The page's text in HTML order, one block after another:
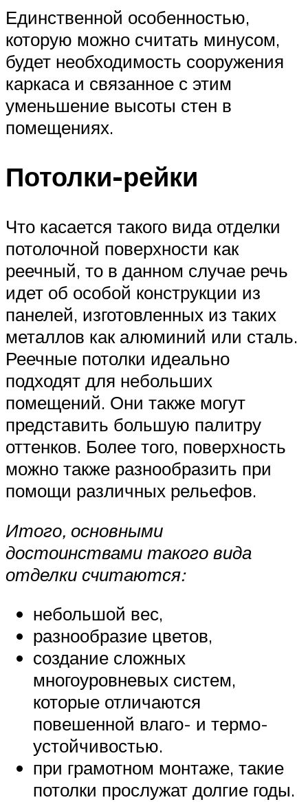
Единственной особенностью,
которую можно считать минусом,
будет необходимость сооружения
каркаса и связанное с этим
уменьшение высоты стен в
помещениях.
Потолки-рейки
Что касается такого вида отделки
потолочной поверхности как
реечный, то в данном случае речь
идет об особой конструкции из
панелей, изготовленных из таких
металлов как алюминий или сталь.
Реечные потолки идеально
подходят для небольших
помещений. Они также могут
представить большую палитру
оттенков. Более того, поверхность
можно также разнообразить при
помощи различных рельефов.
Итого, основными
достоинствами такого вида
отделки считаются:
небольшой вес,
разнообразие цветов,
создание сложных
многоуровневых систем,
которые отличаются
повешенной влаго- и термо-
устойчивостью.
при грамотном монтаже, такие
потолки прослужат долгие годы.